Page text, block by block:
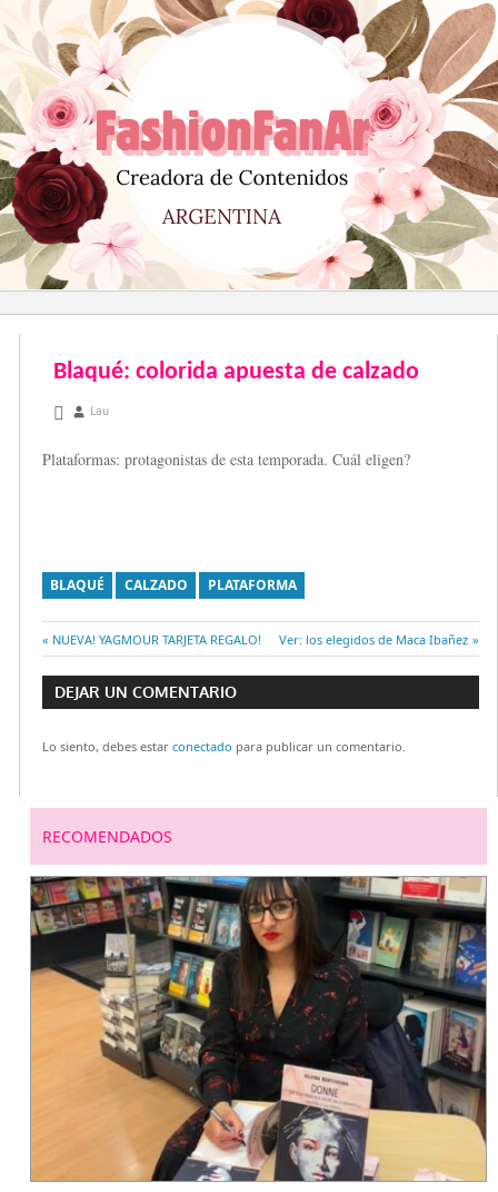
al
contenido
Blaqué: colorida apuesta de calzado
octubre 27, 2012
Lau
Plataformas: protagonistas de esta temporada. Cuál eligen?
BLAQUÉ CALZADO PLATAFORMA
Navegación
de
entradas
Entrada
anterior:
NUEVA! YAGMOUR TARJETA REGALO!
Entrada
siguiente:
Ver: los elegidos de Maca Ibañez
DEJAR UN COMENTARIO
Lo siento, debes estar conectado para publicar un comentario.
RECOMENDADOS